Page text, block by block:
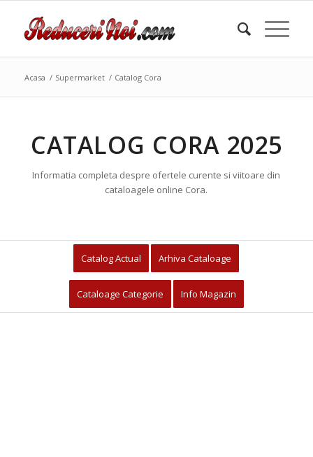
Acasa / Supermarket / Catalog Cora
CATALOG CORA 2025
Informatia completa despre ofertele curente si viitoare din
cataloagele online Cora.
Catalog Actual Arhiva Cataloage
Cataloage Categorie Info Magazin